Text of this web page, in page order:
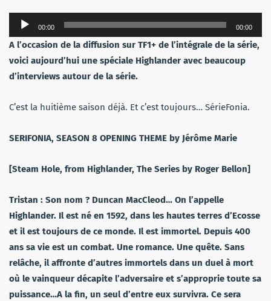
Lecteur
audio
00:00 00:00
A l’occasion de la diffusion sur TF1+ de l’intégrale de la série,
voici aujourd’hui une spéciale Highlander avec beaucoup
d’interviews autour de la série.
C’est la huitième saison déjà. Et c’est toujours… SérieFonia.
SERIFONIA, SEASON 8 OPENING THEME by Jérôme Marie
[Steam Hole, from Highlander, The Series by Roger Bellon]
Tristan : Son nom ? Duncan MacCleod… On l’appelle
Highlander. Il est né en 1592, dans les hautes terres d’Ecosse
et il est toujours de ce monde. Il est immortel. Depuis 400
ans sa vie est un combat. Une romance. Une quête. Sans
relâche, il affronte d’autres immortels dans un duel à mort
où le vainqueur décapite l’adversaire et s’approprie toute sa
puissance…A la fin, un seul d’entre eux survivra. Ce sera